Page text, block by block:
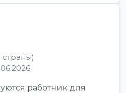
работник для